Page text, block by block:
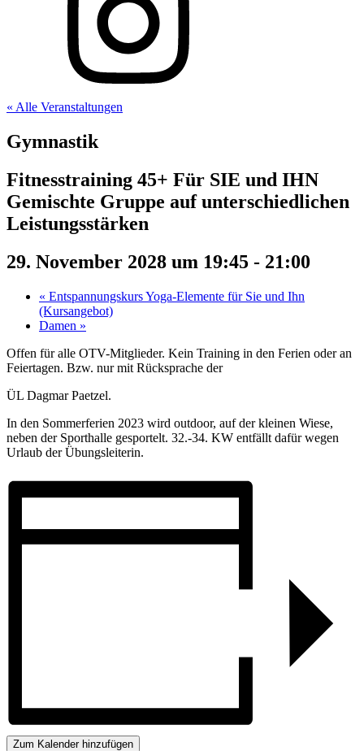
« Alle Veranstaltungen
Gymnastik
Fitnesstraining 45+ Für SIE und IHN
Gemischte Gruppe auf unterschiedlichen
Leistungsstärken
29. November 2028 um 19:45 - 21:00
« Entspannungskurs Yoga-Elemente für Sie und Ihn
(Kursangebot)
Damen »
Offen für alle OTV-Mitglieder. Kein Training in den Ferien oder an
Feiertagen. Bzw. nur mit Rücksprache der
ÜL Dagmar Paetzel.
In den Sommerferien 2023 wird outdoor, auf der kleinen Wiese,
neben der Sporthalle gesportelt. 32.-34. KW entfällt dafür wegen
Urlaub der Übungsleiterin.
Zum Kalender hinzufügen